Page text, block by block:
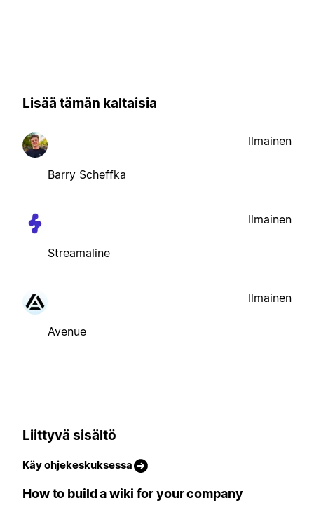
Lisää tämän kaltaisia
Barry Scheffka
Ilmainen
Streamaline
Ilmainen
Avenue
Ilmainen
Liittyvä sisältö
Käy ohjekeskuksessa
How to build a wiki for your company